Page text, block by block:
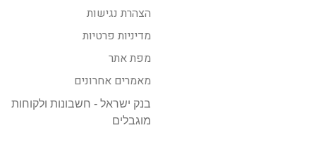
הצהרת נגישות
מדיניות פרטיות
מפת אתר
מאמרים אחרונים
בנק ישראל - חשבונות ולקוחות
מוגבלים